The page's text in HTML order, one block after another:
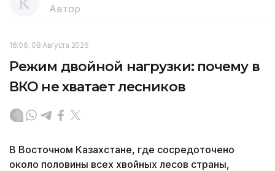
Автор
16:06, 08 Августа 2026
Режим двойной нагрузки: почему в
ВКО не хватает лесников
В Восточном Казахстане, где сосредоточено
около половины всех хвойных лесов страны,